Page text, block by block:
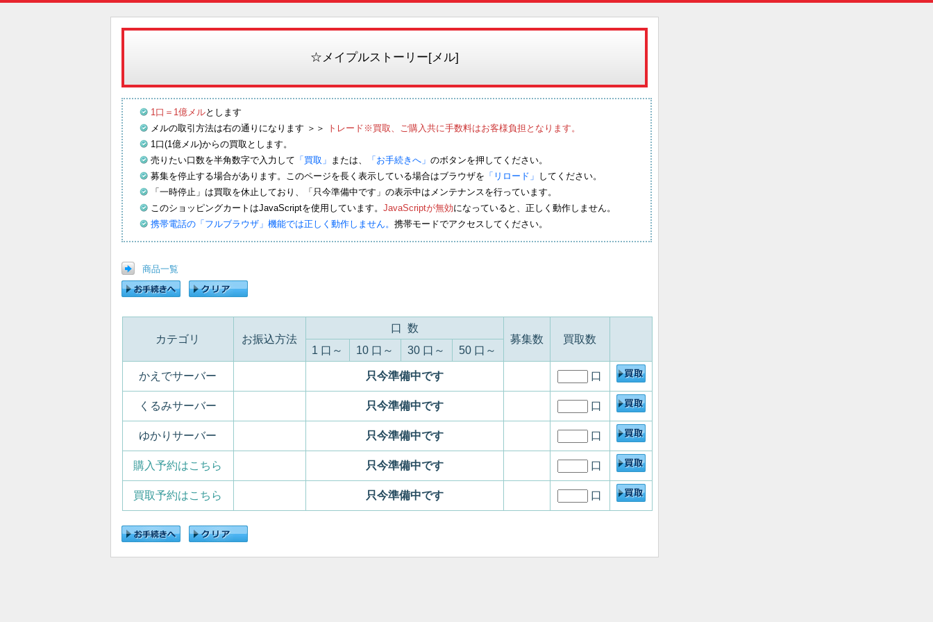
☆メイプルストーリー[メル]
1口＝1億メルとします
メルの取引方法は右の通りになります ＞＞
トレード※買取、ご購入共に手数料はお客様負担となります。
1口(1億メル)からの買取とします。
売りたい口数を半角数字で入力して 「買取」 または、 「お手続きへ」 のボタンを押してください。
募集を停止する場合があります。このページを長く表示している場合はブラウザを 「リロード」 してください。
「一時停止」は買取を休止しており、「只今準備中です」の表示中はメンテナンスを行っています。
このショッピングカートはJavaScriptを使用しています。 JavaScriptが無効になっていると、正しく動作しません。
携帯電話の「フルブラウザ」機能では正しく動作しません。 携帯モードでアクセスしてください。
商品一覧
カテゴリ お振込方法
口 数
募集数
買取数
1 口～
10 口～ 30 口～ 50 口～
かえでサーバー 只今準備中です 口
くるみサーバー 只今準備中です 口
ゆかりサーバー 只今準備中です 口
購入予約はこちら 只今準備中です 口
買取予約はこちら 只今準備中です 口